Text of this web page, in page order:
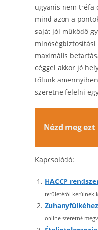
ugyanis nem tréfa
mind azon a
saját jól működő
maximális
céggel akkor jó
tőlünk
szeretne felelni
Nézd meg ezt
Kapcsolódó:
HACCP
területéről kerülnek
online szeretné